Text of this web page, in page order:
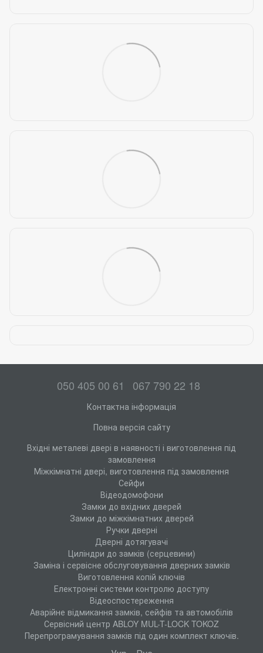
050 405 00 61 067 790 22 18
Контактна інформація
Повна версія сайту
Вхідні металеві двері в наявності і виготовлення під
замовлення
Міжкімнатні двері, виготовлення під замовлення
Сейфи
Відеодомофони
Замки до вхідних дверей
Замки до міжкімнатних дверей
Ручки дверні
Дверні дотягувачі
Циліндри до замків (серцевини)
Заміна і сервісне обслуговування дверних замків
Виготовлення копій ключів
Електронні системи контролю доступу
Відеоспостереження
Аварійне відмикання замків, сейфів та автомобілів
Сервісний центр ABLOY MUL-T-LOCK TOKOZ
Перепрограмування замків під один комплект ключів.